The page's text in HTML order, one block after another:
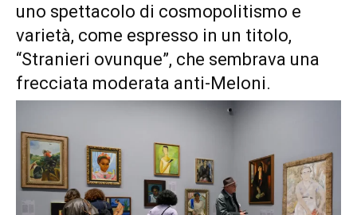
uno spettacolo di cosmopolitismo e
varietà, come espresso in un titolo,
“Stranieri ovunque”, che sembrava una
frecciata moderata anti-Meloni.